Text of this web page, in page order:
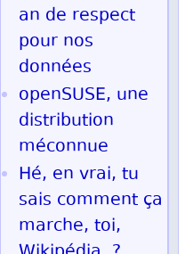
an de respect
pour nos
données
openSUSE, une
distribution
méconnue
Hé, en vrai, tu
sais comment ça
marche, toi,